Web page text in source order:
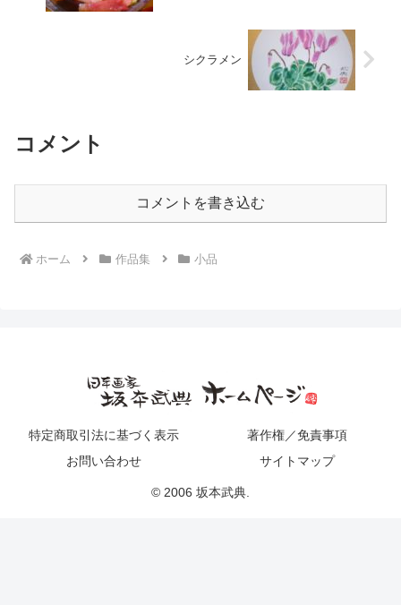
シクラメン
コメント
コメントを書き込む
ホーム 作品集 小品
特定商取引法に基づく表示
著作権／免責事項
お問い合わせ
サイトマップ
© 2006 坂本武典.